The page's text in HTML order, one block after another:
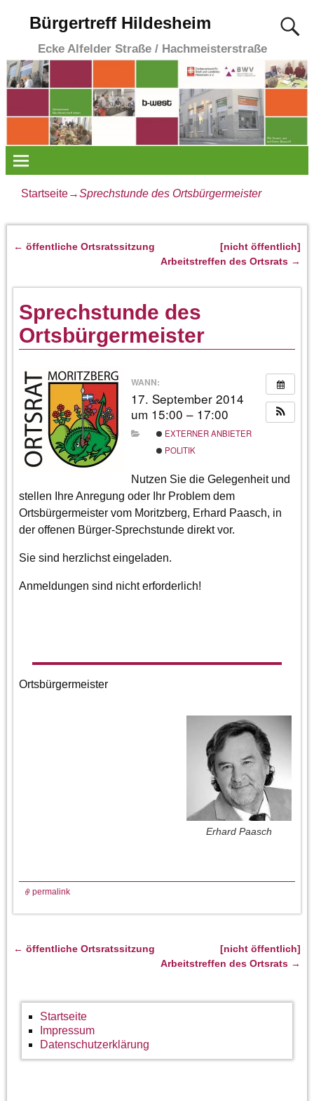
Bürgertreff Hildesheim
Ecke Alfelder Straße / Hachmeisterstraße
Startseite→Sprechstunde des Ortsbürgermeister
← öffentliche Ortsratssitzung
[nicht öffentlich]
Arbeitstreffen des Ortsrats →
Sprechstunde des
Ortsbürgermeister
WANN:
17. September 2014
um 15:00 – 17:00
EXTERNER ANBIETER
POLITIK
Nutzen Sie die Gelegenheit und
stellen Ihre Anregung oder Ihr Problem dem
Ortsbürgermeister vom Moritzberg, Erhard Paasch, in
der offenen Bürger-Sprechstunde direkt vor.
Sie sind herzlichst eingeladen.
Anmeldungen sind nicht erforderlich!
Ortsbürgermeister
Erhard Paasch
permalink
← öffentliche Ortsratssitzung
[nicht öffentlich]
Arbeitstreffen des Ortsrats →
Startseite
Impressum
Datenschutzerklärung